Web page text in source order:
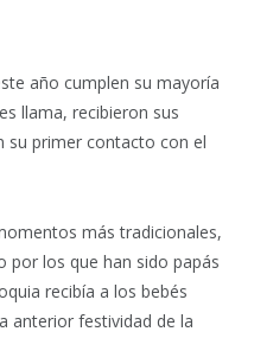
año cumplen su mayoría
llama, recibieron sus
su primer contacto con el
más tradicionales,
por los que han sido papás
recibía a los bebés
anterior festividad de la